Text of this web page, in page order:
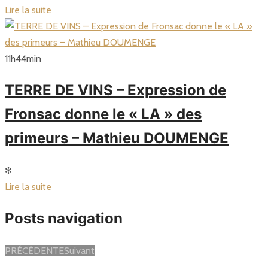
Lire la suite
11h44min
TERRE DE VINS – Expression de
Fronsac donne le « LA » des
primeurs – Mathieu DOUMENGE
✻
Lire la suite
Posts navigation
PRÉCÉDENTESuivant